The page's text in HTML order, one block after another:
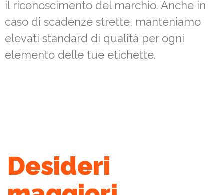
il riconoscimento del marchio. Anche in
caso di scadenze strette, manteniamo
elevati standard di qualità per ogni
elemento delle tue etichette.
Desideri